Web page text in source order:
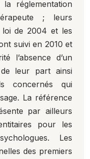
réglementation
; leurs
loi de 2004 et les
suivi en 2010 et
l’absence d’un
de leur part ainsi
concernés qui
La référence
par ailleurs
pour les
Les
des premiers